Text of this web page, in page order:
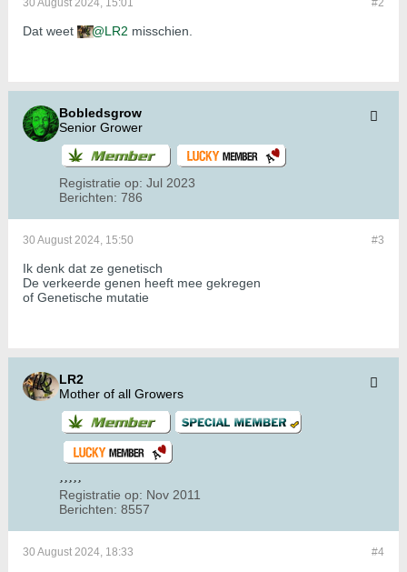
#2
30 August 2024, 15:01
Dat weet LR2 misschien.
Bobledsgrow
Senior Grower
Registratie op: Jul 2023
Berichten: 786
#3
30 August 2024, 15:50
Ik denk dat ze genetisch
De verkeerde genen heeft mee gekregen
of Genetische mutatie
LR2
Mother of all Growers
Registratie op: Nov 2011
Berichten: 8557
#4
30 August 2024, 18:33